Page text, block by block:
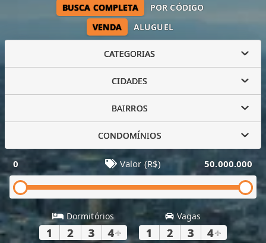
VENDA ALUGUEL
BUSCA COMPLETA POR CÓDIGO
CATEGORIAS
CIDADES
BAIRROS
CONDOMÍNIOS
0 Valor (R$) 50.000.000
Dormitórios
1 2 3 4+
Vagas
1 2 3 4+